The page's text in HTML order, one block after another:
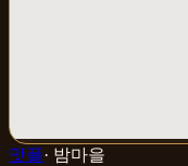
맛플· 밤마을